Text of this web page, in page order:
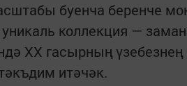
буенча беренче
коллекция —
XX гасырның
итәчәк.